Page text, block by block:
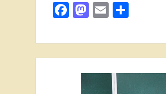
Facebook
Mastodon
Email